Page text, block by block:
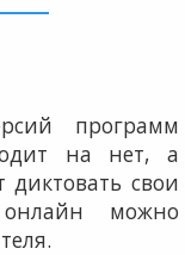
программ
на нет, а
свои
онлайн можно